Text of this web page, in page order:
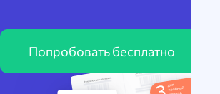
Попробовать бесплатно